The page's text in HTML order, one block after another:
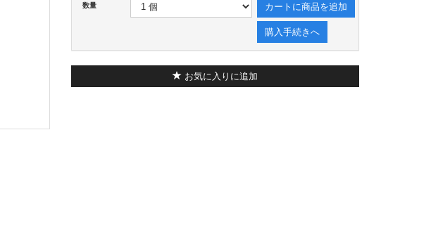
数量 カートに商品を追加
購入手続きへ
お気に入りに追加